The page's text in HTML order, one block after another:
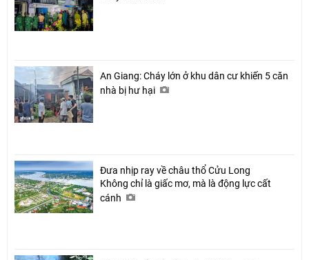
An Giang: Cháy lớn ở khu dân cư khiến 5 căn
nhà bị hư hại
Đưa nhịp ray về châu thổ Cửu Long
Không chỉ là giấc mơ, mà là động lực cất
cánh